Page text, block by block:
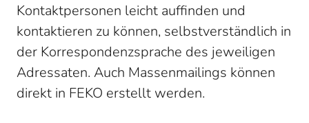
Kontaktpersonen leicht auffinden und
kontaktieren zu können, selbstverständlich in
der Korrespondenzsprache des jeweiligen
Adressaten. Auch Massenmailings können
direkt in FEKO erstellt werden.